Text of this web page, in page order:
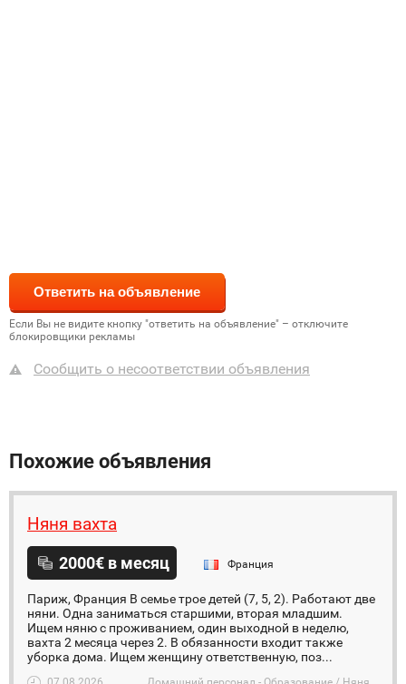
Если Вы не видите кнопку "ответить на объявление" – отключите
блокировщики рекламы
Сообщить о несоответствии объявления
Похожие объявления
Няня вахта
2000€ в месяц Франция
Париж, Франция В семье трое детей (7, 5, 2). Работают две
няни. Одна заниматься старшими, вторая младшим.
Ищем няню с проживанием, один выходной в неделю,
вахта 2 месяца через 2. В обязанности входит также
уборка дома. Ищем женщину ответственную, поз...